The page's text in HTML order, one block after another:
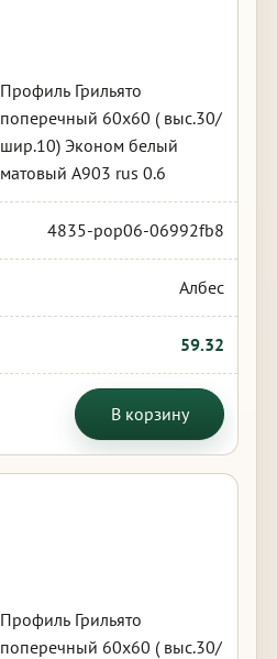
Профиль Грильято
поперечный 60х60 ( выс.30/
шир.10) Эконом белый
матовый А903 rus 0.6
4835-pop06-06992fb8
Албес
59.32
В корзину
Профиль Грильято
поперечный 60х60 ( выс.30/